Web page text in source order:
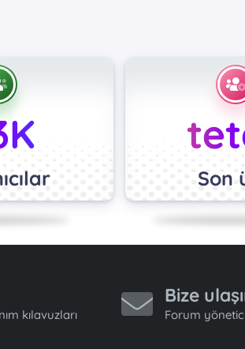
Son
kılavuzları
Bize
Forum